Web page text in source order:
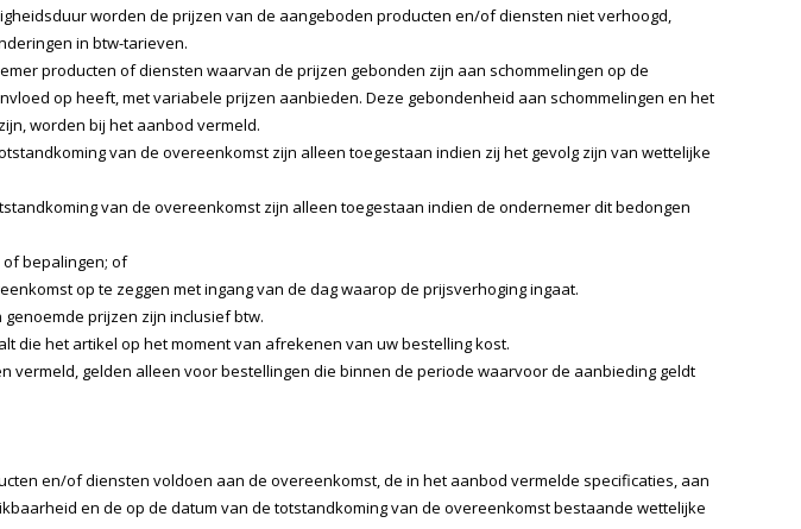
worden de prijzen van de aangeboden producten en/of diensten niet verhoogd,
in btw-tarieven.
producten of diensten waarvan de prijzen gebonden zijn aan schommelingen op de
op heeft, met variabele prijzen aanbieden. Deze gebondenheid aan schommelingen en het
worden bij het aanbod vermeld.
van de overeenkomst zijn alleen toegestaan indien zij het gevolg zijn van wettelijke
van de overeenkomst zijn alleen toegestaan indien de ondernemer dit bedongen
bepalingen; of
op te zeggen met ingang van de dag waarop de prijsverhoging ingaat.
prijzen zijn inclusief btw.
die het artikel op het moment van afrekenen van uw bestelling kost.
gelden alleen voor bestellingen die binnen de periode waarvoor de aanbieding geldt
en/of diensten voldoen aan de overeenkomst, de in het aanbod vermelde specificaties, aan
en de op de datum van de totstandkoming van de overeenkomst bestaande wettelijke